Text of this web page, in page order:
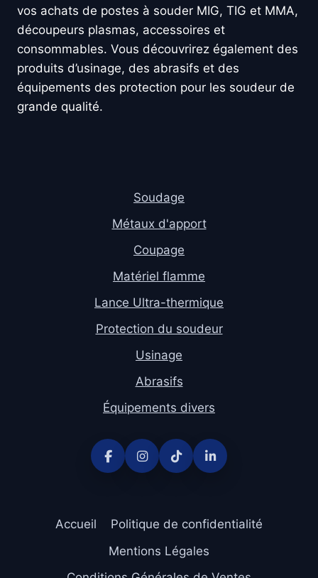
vos achats de postes à souder MIG, TIG et MMA,
découpeurs plasmas, accessoires et
consommables. Vous découvrirez également des
produits d’usinage, des abrasifs et des
équipements des protection pour les soudeur de
grande qualité.
Soudage
Métaux d'apport
Coupage
Matériel flamme
Lance Ultra-thermique
Protection du soudeur
Usinage
Abrasifs
Équipements divers
Accueil
Politique de confidentialité
Mentions Légales